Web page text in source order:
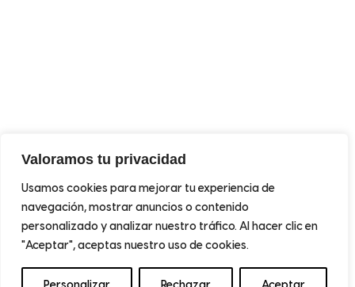
Valoramos tu privacidad
Usamos cookies para mejorar tu experiencia de
navegación, mostrar anuncios o contenido
personalizado y analizar nuestro tráfico. Al hacer clic en
"Aceptar", aceptas nuestro uso de cookies.
Personalizar Rechazar Aceptar